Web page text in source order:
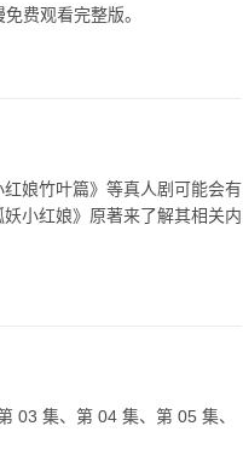
费观看完整版。
娘竹叶篇》等真人剧可能会有
小红娘》原著来了解其相关内
03 集、第 04 集、第 05 集、